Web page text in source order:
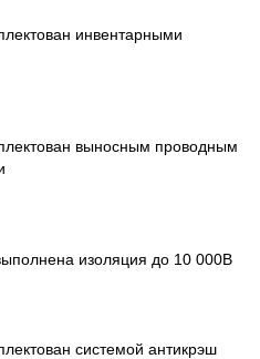
инвентарными
выносным проводным
изоляция до 10 000В
системой антикрэш